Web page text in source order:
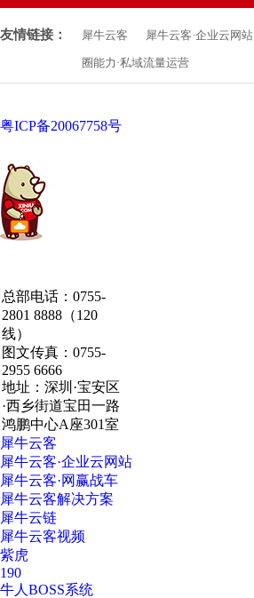
友情链接： 犀牛云客 犀牛云客·企业云网站
圈能力·私域流量运营
粤ICP备20067758号
·深圳·研发总部
总部电话：0755-
2801 8888（120
线）
图文传真：0755-
2955 6666
地址：深圳·宝安区
·西乡街道宝田一路
鸿鹏中心A座301室
犀牛云客
犀牛云客·企业云网站
犀牛云客·网赢战车
犀牛云客解决方案
犀牛云链
犀牛云客视频
紫虎
190
牛人BOSS系统